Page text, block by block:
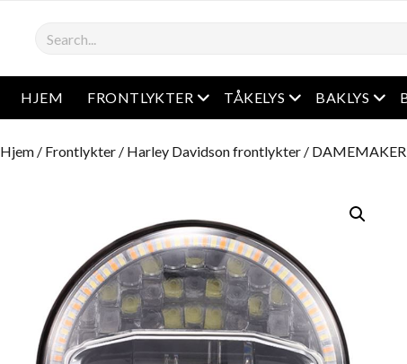
Søk
HJEM FRONTLYKTER Åpen meny
TÅKELYS Åpen meny
BAKLYS
Hjem / Frontlykter / Harley Davidson frontlykter / DAMEMAKER